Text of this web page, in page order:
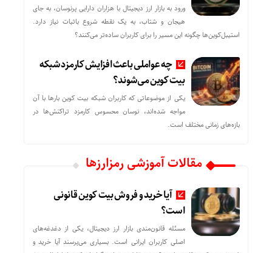
ورود به بازار ارز دیجیتال با هزاران دارایی پرنوسان، به جای
هیجان و شتاب، به یک نقطه شروع باثبات نیاز دارد.
استیبل‌کوین‌ها چگونه این مسیر را برای کاربران ساده‌تر می‌کنند؟
چه عواملی باعث افزایش کارمزد شبکه
بیت کوین می‌شوند؟
یکی از موضوعاتی که کاربران شبکه بیت کوین بارها با آن
مواجه شده‌اند، نوسان محسوس کارمزد تراکنش‌ها در
بازه‌های زمانی مختلف است.
مقالات آموزشی رمزارزها
آیا خرید و فروش بیت کوین قانونی
است؟
مسئله قانون‌مندی بازار ارز دیجیتال، یکی از دغدغه‌های
اصلی کاربران ایرانی است. بسیاری می‌پرسند آیا خرید و